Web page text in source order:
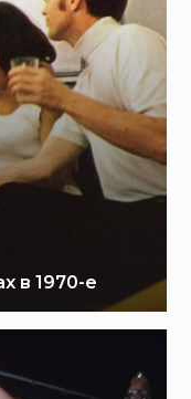
в 1970-е